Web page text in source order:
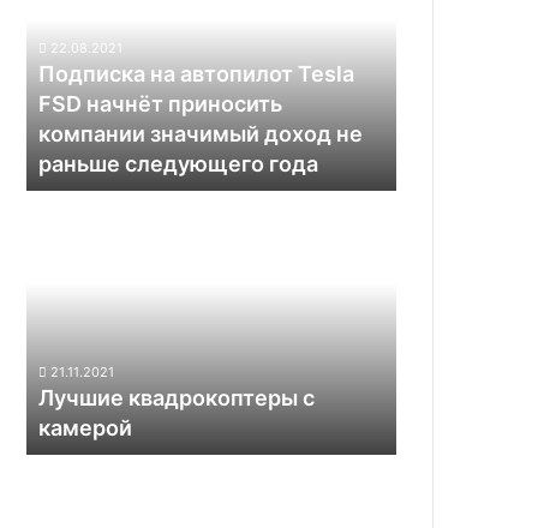
начнёт
приносить
компании
значимый
доход
не
22.08.2021
Подписка на автопилот Tesla
FSD начнёт приносить
компании значимый доход не
раньше следующего года
21.11.2021
Лучшие квадрокоптеры с
камерой